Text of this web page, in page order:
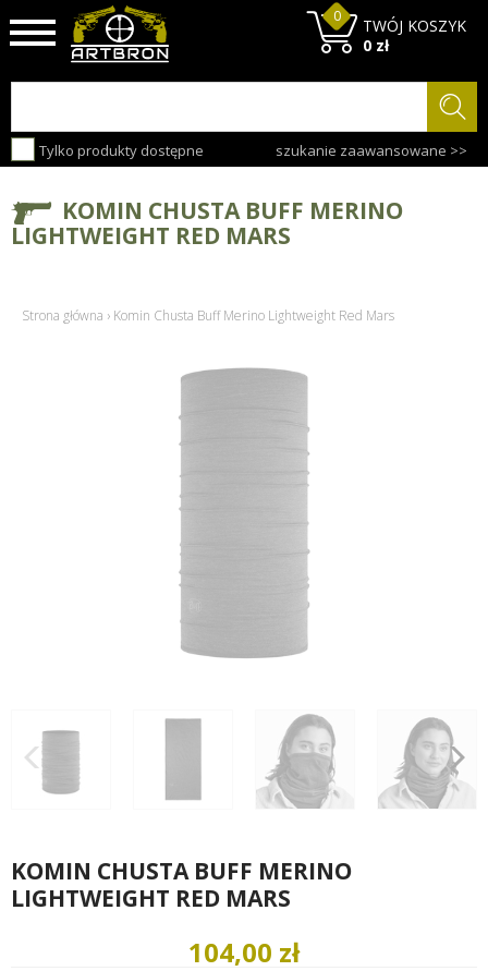
Tylko produkty dostępne szukanie zaawansowane >>
TWÓJ KOSZYK
0
0 zł
KOMIN CHUSTA BUFF MERINO
LIGHTWEIGHT RED MARS
Strona główna › Komin Chusta Buff Merino Lightweight Red Mars
KOMIN CHUSTA BUFF MERINO
LIGHTWEIGHT RED MARS
104,00 zł